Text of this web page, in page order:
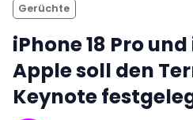
Gerüchte
iPhone 18 Pro
Apple soll den
Keynote